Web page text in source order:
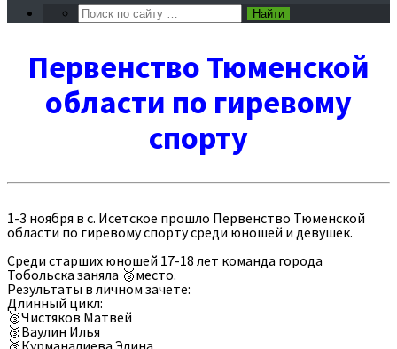
Первенство Тюменской
области по гиревому
спорту
1-3 ноября в с. Исетское прошло Первенство Тюменской
области по гиревому спорту среди юношей и девушек.
Среди старших юношей 17-18 лет команда города
Тобольска заняла 🥉место.
Результаты в личном зачете:
Длинный цикл:
🥉Чистяков Матвей
🥉Ваулин Илья
🥉Курманалиева Элина